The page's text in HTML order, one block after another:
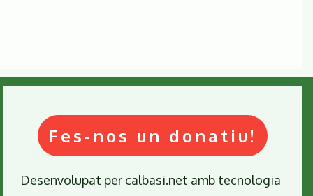
l’accident.
d’octubre
mobilitza't
Fes-nos un donatiu!
Desenvolupat per calbasi.net amb tecnologia